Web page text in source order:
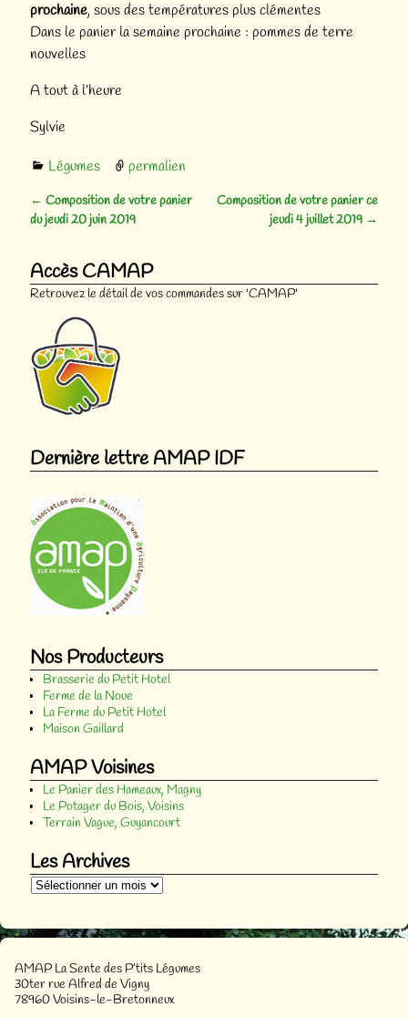
prochaine, sous des températures plus clémentes
Dans le panier la semaine prochaine : pommes de terre
nouvelles
A tout à l’heure
Sylvie
Légumes permalien
Navigation des articles
← Composition de votre panier
du jeudi 20 juin 2019
Composition de votre panier ce
jeudi 4 juillet 2019 →
Accès CAMAP
Retrouvez le détail de vos commandes sur 'CAMAP'
Dernière lettre AMAP IDF
Nos Producteurs
Brasserie du Petit Hotel
Ferme de la Noue
La Ferme du Petit Hotel
Maison Gaillard
AMAP Voisines
Le Panier des Hameaux, Magny
Le Potager du Bois, Voisins
Terrain Vague, Guyancourt
Les Archives
AMAP La Sente des P’tits Légumes
30ter rue Alfred de Vigny
78960 Voisins-le-Bretonneux